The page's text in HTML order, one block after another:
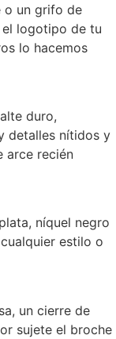
o un grifo de
el logotipo de tu
lo hacemos
duro,
detalles nítidos y
arce recién
níquel negro
estilo o
un cierre de
sujete el broche